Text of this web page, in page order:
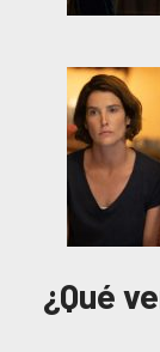
¿Qué